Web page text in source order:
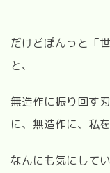
だけどぽんっと「
と、
無造作に振り回す
に、無造作に、私
なんにも気にして